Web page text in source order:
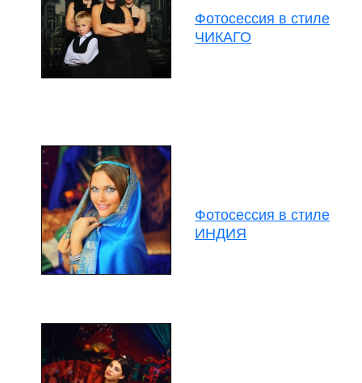
Фотосессия в стиле
ЧИКАГО
Фотосессия в стиле
ИНДИЯ